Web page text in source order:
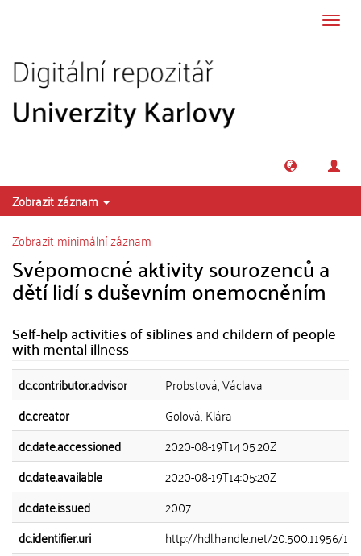
Zobrazit záznam
Zobrazit minimální záznam
Svépomocné aktivity sourozenců a
dětí lidí s duševním onemocněním
Self-help activities of siblines and childern of people
with mental illness
dc.contributor.advisor
Probstová, Václava
dc.creator
Golová, Klára
dc.date.accessioned
2020-08-19T14:05:20Z
dc.date.available
2020-08-19T14:05:20Z
dc.date.issued
2007
dc.identifier.uri
http://hdl.handle.net/20.500.11956/